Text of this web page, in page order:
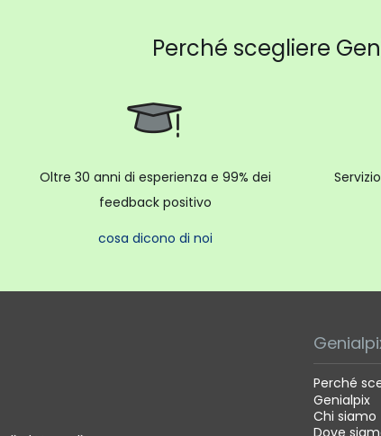
Perché scegliere
Oltre 30 anni di esperienza e 99% dei
feedback positivo
cosa dicono di noi
Perché
Genialpix
Chi siamo
Dove